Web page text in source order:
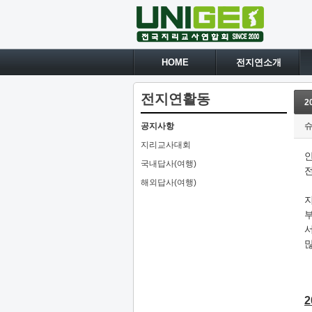
HOME 전지연소개
전지연활동
공지사항
지리교사대회
국내답사(여행)
해외답사(여행)